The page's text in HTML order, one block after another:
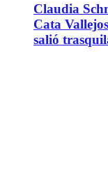
Claudia
Cata
salió